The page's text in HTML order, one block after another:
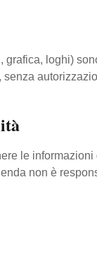
grafica, loghi)
le
non è